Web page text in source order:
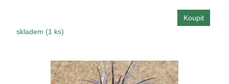
skladem (1 ks)